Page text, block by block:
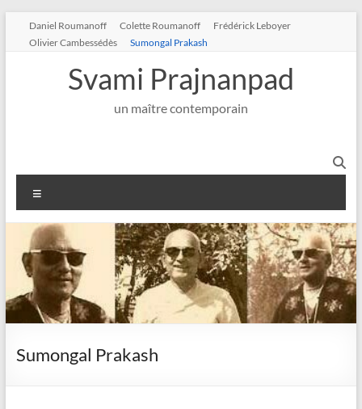
Aller
contenu
Daniel Roumanoff Colette Roumanoff
Frédérick Leboyer
Olivier Cambessédès
Sumongal Prakash
Svami Prajnanpad
un maître contemporain
Sumongal Prakash